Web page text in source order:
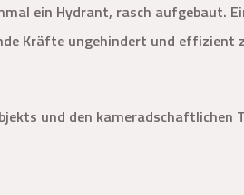
ein Hydrant, rasch aufgebaut.
Kräfte ungehindert und effizient
und den kameradschaftlichen